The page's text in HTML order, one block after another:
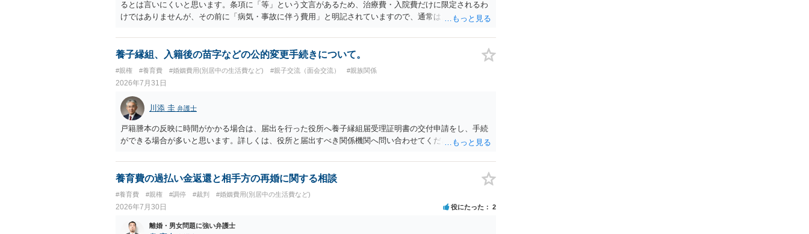
るとは言いにくいと思います。条項に「等」という文言があるため、治療費・入院費だけに限定されるわ
けではありませんが、その前に「病気・事故に伴う費用」と明記されていますので、通常は、病気や事故
す。したがって、大学の入学金、授業料、受験費用などの教育費についてまで、「この条項があるから当
然に半額を請求できる」とまでは言いにくいと思われます。なお、通常、大学進学費用をどこまで負担す
歴・収入・資産状況、進学先や費用などを踏まえて個別に検討することになります。公正証書の他の条項
において、養育費の終期についてどのように定められているか、大学進学に関する定めの有無、「教育
費」「進学費用」に関する定めの有無等について確認する必要があると考えられます。
養子縁組、入籍後の苗字などの公的変更手続きについて。
#親権 #養育費 #婚姻費用(別居中の生活費など) #親子交流（面会交流） #親族関係
2026年7月31日
川添 圭 弁護士
戸籍謄本の反映に時間がかかる場合は、届出を行った役所へ養子縁組届受理証明書の交付申請をし、手続
ができる場合が多いと思います。詳しくは、役所と届出すべき関係機関へ問い合わせてください。
養育費の過払い金返還と相手方の再婚に関する相談
#養育費 #親権 #調停 #裁判 #婚姻費用(別居中の生活費など)
2026年7月30日 役にたった 2
離婚・男女問題に強い弁護士